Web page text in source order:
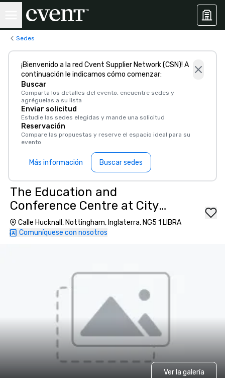
Sedes
¡Bienvenido a la red Cvent Supplier Network (CSN)! A
continuación le indicamos cómo comenzar:
Buscar
Comparta los detalles del evento, encuentre sedes y
agréguelas a su lista
Enviar solicitud
Estudie las sedes elegidas y mande una solicitud
Reservación
Compare las propuestas y reserve el espacio ideal para su
evento
Más información Buscar sedes
The Education and
Conference Centre at City
Hospital
Calle Hucknall, Nottingham, Inglaterra, NG5 1 LIBRA
Comuníquese con nosotros
Ver la galería